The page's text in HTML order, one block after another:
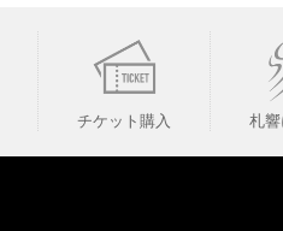
チケット購入 札